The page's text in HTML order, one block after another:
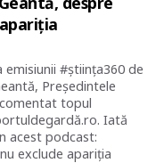
emisiunii #știința360 de
Președintele
topul
Iată
acest podcast:
exclude apariția